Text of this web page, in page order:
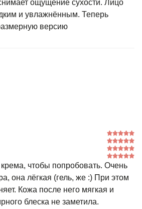
ощущение сухости. Лицо
и увлажнённым. Теперь
версию
чтобы попробовать. Очень
она лёгкая (гель, же :) При этом
Кожа после него мягкая и
блеска не заметила.